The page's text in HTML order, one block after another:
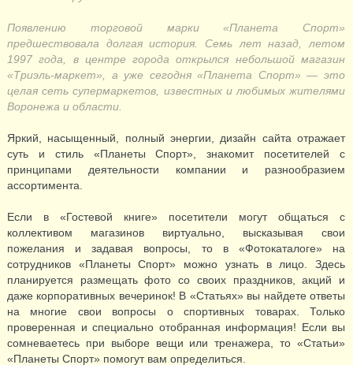
Появлению торговой марки «Планета Спорт»
предшествовала долгая история. Семь лет назад, летом
1997 года, в центре города открылся небольшой магазин
«Триэль-маркет», а уже сегодня «Планета Спорт» — это
целая сеть супермаркетов, известных и любимых жителями
Воронежа и области.
Яркий, насыщенный, полный энергии, дизайн сайта отражает
суть и стиль «Планеты Спорт», знакомит посетителей с
принципами деятельности компании и разнообразием
ассортимента.
Если в «Гостевой книге» посетители могут общаться с
коллективом магазинов виртуально, высказывая свои
пожелания и задавая вопросы, то в «Фотокаталоге» на
сотрудников «Планеты Спорт» можно узнать в лицо. Здесь
планируется размещать фото со своих праздников, акций и
даже корпоративных вечеринок! В «Статьях» вы найдете ответы
на многие свои вопросы о спортивных товарах. Только
проверенная и специально отобранная информация! Если вы
сомневаетесь при выборе вещи или тренажера, то «Статьи»
«Планеты Спорт» помогут вам определиться.